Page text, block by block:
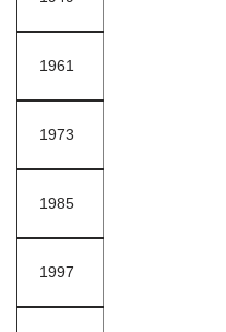
1961
1973
1985
1997